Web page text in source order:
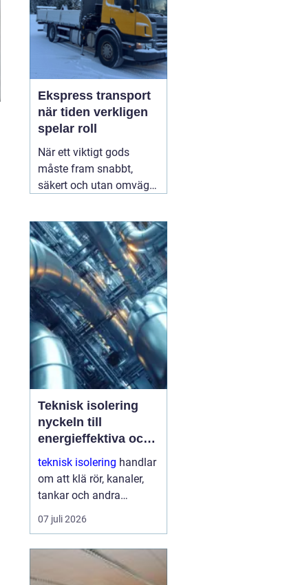
Ekspress transport
när tiden verkligen
spelar roll
När ett viktigt gods
måste fram snabbt,
säkert och utan omvägar
transportpartner
avgörande. Företag som
är beroende av täta
leveranser vet hur stor
skillnad en timme kan
göra för produktion,
montageteam eller
slutkund. Här01 augusti
2026
Teknisk isolering
nyckeln till
energieffektiva och
driftsäkra
anläggningar
teknisk isolering handlar
om att klä rör, kanaler,
tankar och andra
installationer med
isolermaterial för att
människor och skapa
stabil drift. Med rätt
07 juli 2026